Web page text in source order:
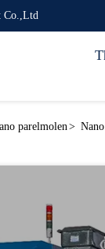
Co.,Ltd
parelmolen>